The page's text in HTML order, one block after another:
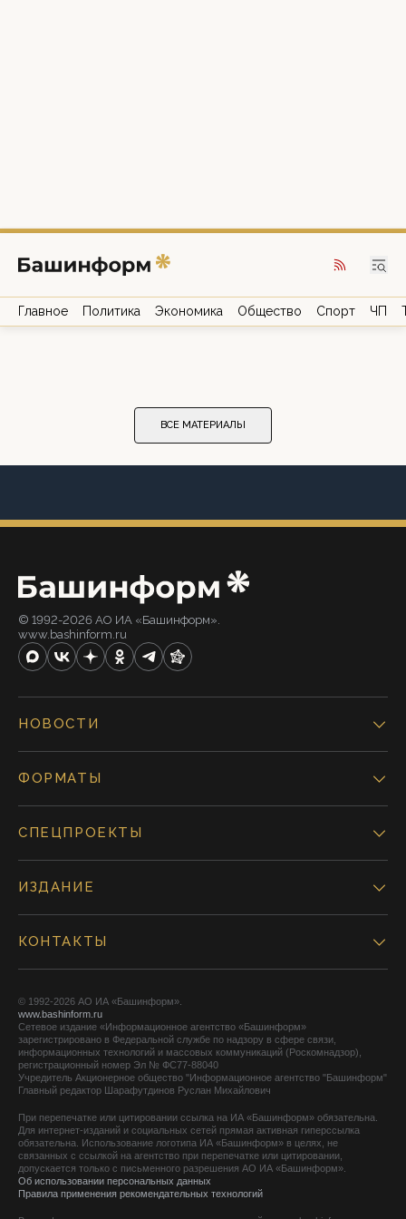
Главное Политика Экономика Общество Спорт ЧП
ВСЕ МАТЕРИАЛЫ
© 1992-2026 АО ИА «Башинформ».
www.bashinform.ru
НОВОСТИ
ФОРМАТЫ
СПЕЦПРОЕКТЫ
ИЗДАНИЕ
КОНТАКТЫ
© 1992-2026 АО ИА «Башинформ».
www.bashinform.ru
Сетевое издание «Информационное агентство «Башинформ»
зарегистрировано в Федеральной службе по надзору в сфере связи,
информационных технологий и массовых коммуникаций (Роскомнадзор),
регистрационный номер Эл № ФС77-88040
Учредитель Акционерное общество "Информационное агентство "Башинформ"
Главный редактор Шарафутдинов Руслан Михайлович
При перепечатке или цитировании ссылка на ИА «Башинформ» обязательна.
Для интернет-изданий и социальных сетей прямая активная гиперссылка
обязательна. Использование логотипа ИА «Башинформ» в целях, не
связанных с ссылкой на агентство при перепечатке или цитировании,
допускается только с письменного разрешения АО ИА «Башинформ».
Об использовании персональных данных
Правила применения рекомендательных технологий